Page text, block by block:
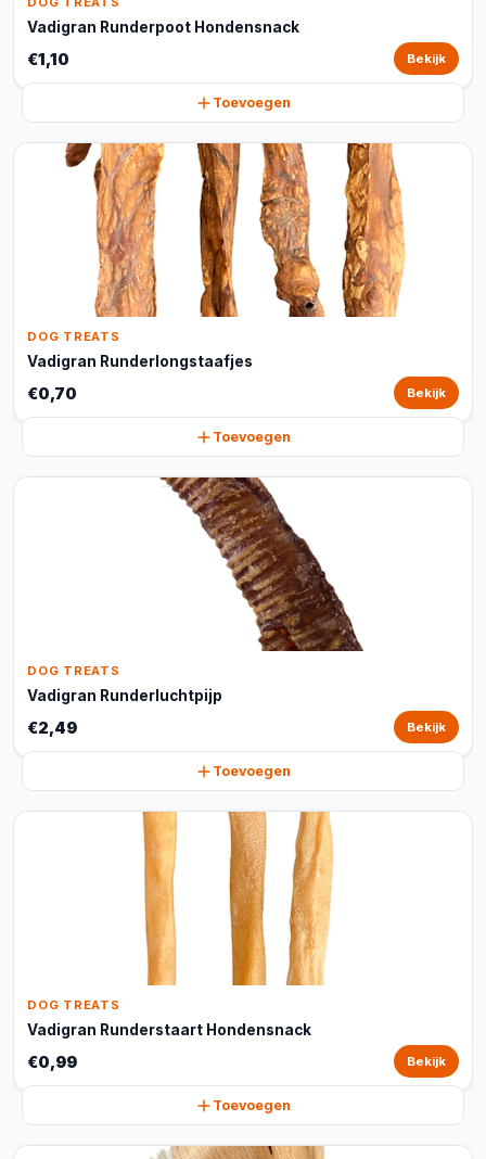
Vadigran Runderpoot Hondensnack
€1,10 Bekijk
Toevoegen
DOG TREATS
Vadigran Runderlongstaafjes
€0,70 Bekijk
Toevoegen
DOG TREATS
Vadigran Runderluchtpijp
€2,49 Bekijk
Toevoegen
DOG TREATS
Vadigran Runderstaart Hondensnack
€0,99 Bekijk
Toevoegen